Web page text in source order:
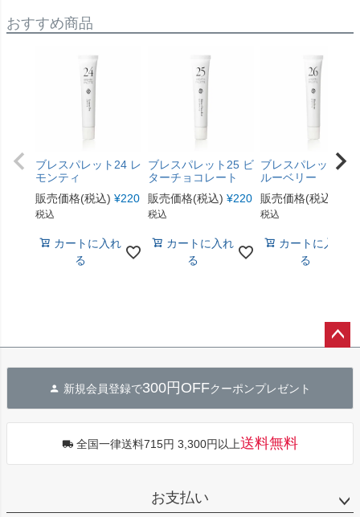
おすすめ商品
ブレスパレット24 レ
モンティ
販売価格(税込) ¥220
税込
カートに入れ
る
ブレスパレット25 ビ
ターチョコレート
販売価格(税込) ¥220
税込
カートに入れ
る
ブレスパレット26
ルーベリー
販売価格(税込)
税込
カートに入れ
る
へ
新規会員登録で300円OFFクーポンプレゼント
全国一律送料715円 3,300円以上送料無料
お支払い